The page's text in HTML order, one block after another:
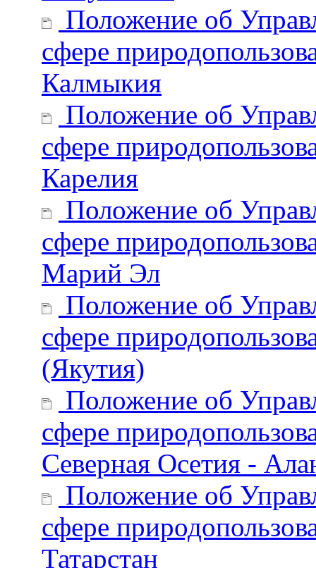
Положение об
сфере
Калмыкия
Положение об
сфере
Карелия
Положение об
сфере
Марий Эл
Положение об
сфере
(Якутия)
Положение об
сфере
Северная Осетия -
Положение об
сфере
Татарстан